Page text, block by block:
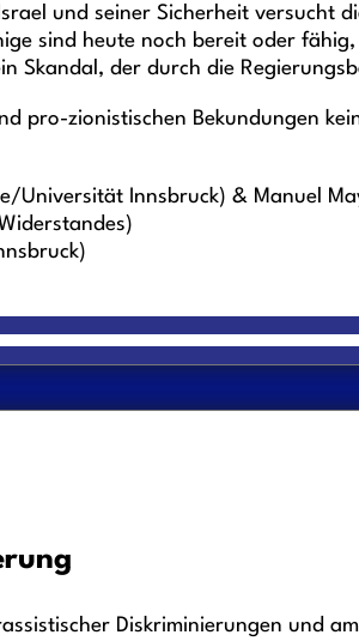
und seiner Sicherheit versucht
sind heute noch bereit oder
Skandal, der durch die
pro-zionistischen Bekundungen
Universität Innsbruck) & Manuel
Diskriminierungen und